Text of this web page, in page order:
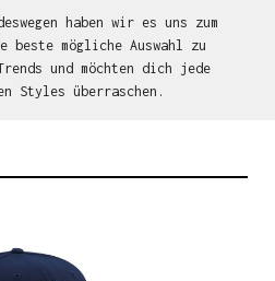
haben wir es uns zum
mögliche Auswahl zu
und möchten dich jede
Styles überraschen.